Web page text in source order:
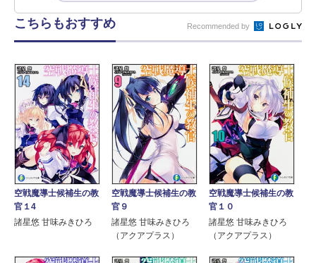
こちらもおすすめ Recommended by
空戦魔導士候補生の教
官１4
諸星悠 甘味みきひろ
空戦魔導士候補生の教
官９
諸星悠 甘味みきひろ
（アクアプラス）
空戦魔導士候補生の教
官１０
諸星悠 甘味みきひろ
（アクアプラス）